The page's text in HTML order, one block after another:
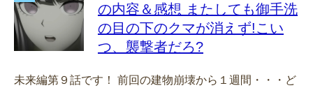
の内容＆感想 またしても御手洗
の目の下のクマが消えず!こい
つ、襲撃者だろ?
未来編第９話です！ 前回の建物崩壊から１週間・・・ど